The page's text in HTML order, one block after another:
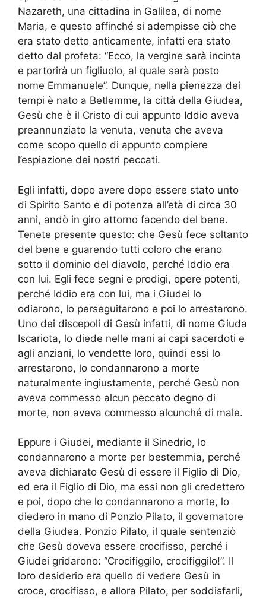
Nazareth, una cittadina in Galilea, di nome
Maria, e questo affinché si adempisse ciò che
era stato detto anticamente, infatti era stato
detto dal profeta: “Ecco, la vergine sarà incinta
e partorirà un figliuolo, al quale sarà posto
nome Emmanuele”. Dunque, nella pienezza dei
tempi è nato a Betlemme, la città della Giudea,
Gesù che è il Cristo di cui appunto Iddio aveva
preannunziato la venuta, venuta che aveva
come scopo quello di appunto compiere
l’espiazione dei nostri peccati.
Egli infatti, dopo avere dopo essere stato unto
di Spirito Santo e di potenza all’età di circa 30
anni, andò in giro attorno facendo del bene.
Tenete presente questo: che Gesù fece soltanto
del bene e guarendo tutti coloro che erano
sotto il dominio del diavolo, perché Iddio era
con lui. Egli fece segni e prodigi, opere potenti,
perché Iddio era con lui, ma i Giudei lo
odiarono, lo perseguitarono e poi lo arrestarono.
Uno dei discepoli di Gesù infatti, di nome Giuda
Iscariota, lo diede nelle mani ai capi sacerdoti e
agli anziani, lo vendette loro, quindi essi lo
arrestarono, lo condannarono a morte
naturalmente ingiustamente, perché Gesù non
aveva commesso alcun peccato degno di
morte, non aveva commesso alcunché di male.
Eppure i Giudei, mediante il Sinedrio, lo
condannarono a morte per bestemmia, perché
aveva dichiarato Gesù di essere il Figlio di Dio,
ed era il Figlio di Dio, ma essi non gli credettero
e poi, dopo che lo condannarono a morte, lo
diedero in mano di Ponzio Pilato, il governatore
della Giudea. Ponzio Pilato, il quale sentenziò
che Gesù doveva essere crocifisso, perché i
Giudei gridarono: “Crocifiggilo, crocifiggilo!”. Il
loro desiderio era quello di vedere Gesù in
croce, crocifisso, e allora Pilato, per soddisfarli,